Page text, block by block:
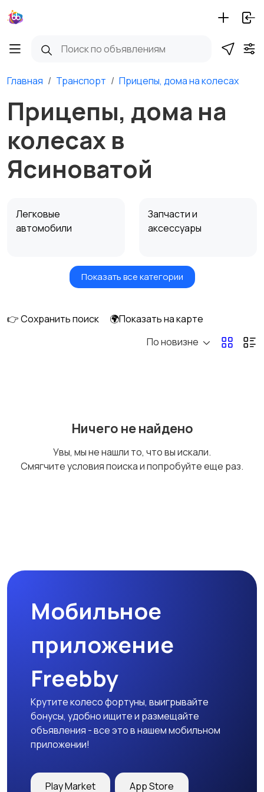
Главная Транспорт Прицепы, дома на колесах
Прицепы, дома на
колесах в
Ясиноватой
Легковые
автомобили
Запчасти и
аксессуары
Водный транспорт Автобусы и грузовики
Спецтехника
Показать все категории
👉 Сохранить поиск
🌍Показать на карте
По новизне
Ничего не найдено
Увы, мы не нашли то, что вы искали.
Смягчите условия поиска и попробуйте еще раз.
Мобильное
приложение
Freebby
Крутите колесо фортуны, выигрывайте
бонусы, удобно ищите и размещайте
объявления - все это в нашем мобильном
приложении!
Play Market App Store